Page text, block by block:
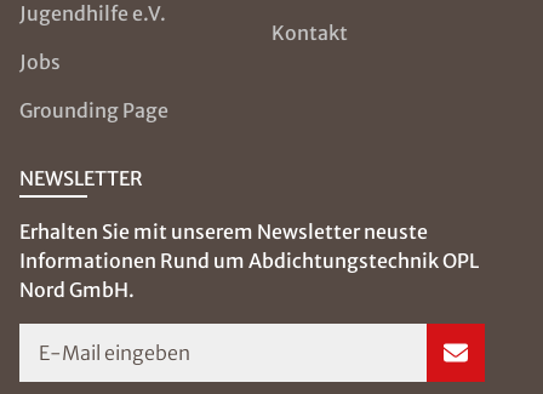
Jugendhilfe e.V.
Jobs
Grounding Page
Kontakt
NEWSLETTER
Erhalten Sie mit unserem Newsletter neuste
Informationen Rund um Abdichtungstechnik OPL
Nord GmbH.
E-Mail eingeben